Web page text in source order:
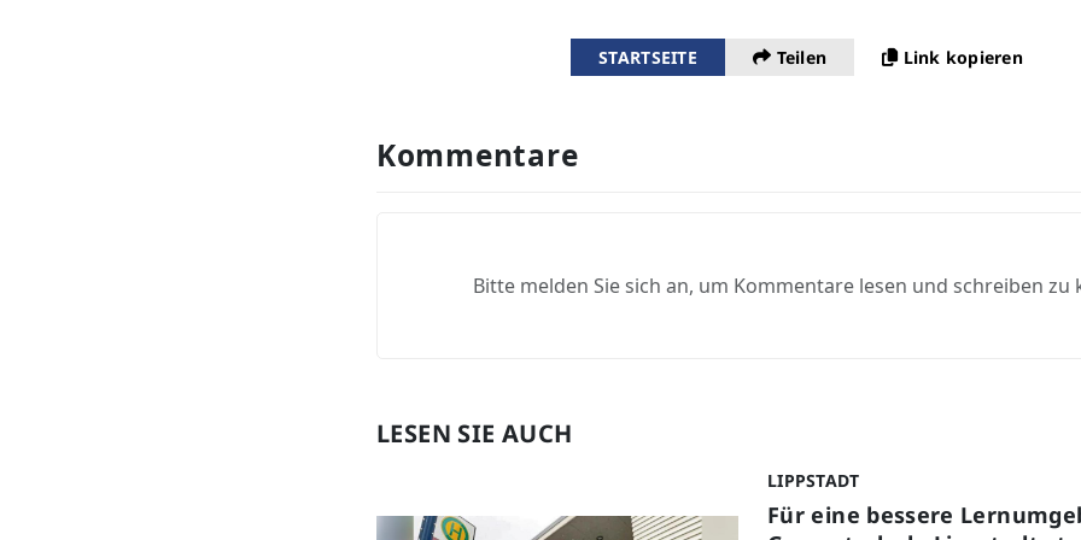
STARTSEITE Teilen Link kopieren
Kommentare
Bitte melden Sie sich an, um Kommentare lesen und schreiben zu
LESEN SIE AUCH
LIPPSTADT
Für eine bessere